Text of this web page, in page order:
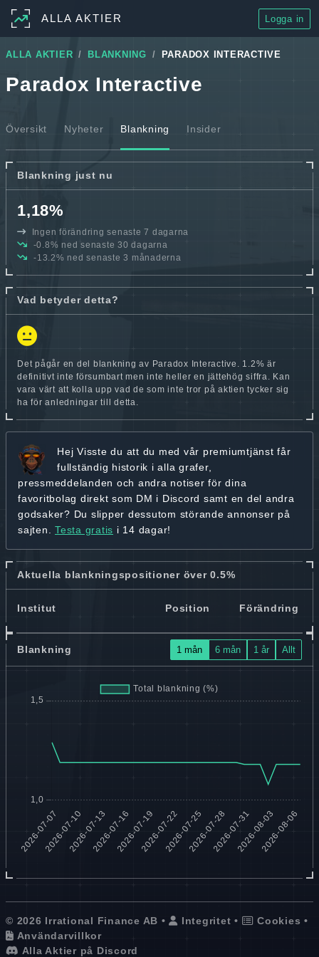
ALLA AKTIER Logga in
ALLA AKTIER BLANKNING PARADOX INTERACTIVE
Paradox Interactive
Översikt Nyheter Blankning Insider
Blankning just nu
1,18%
Ingen förändring senaste 7 dagarna
-0.8% ned senaste 30 dagarna
-13.2% ned senaste 3 månaderna
Vad betyder detta?
Det pågår en del blankning av Paradox Interactive. 1.2% är
definitivt inte försumbart men inte heller en jättehög siffra. Kan
vara värt att kolla upp vad de som inte tror på aktien tycker sig
ha för anledningar till detta.
Hej Visste du att du med vår premiumtjänst får
fullständig historik i alla grafer,
pressmeddelanden och andra notiser för dina
favoritbolag direkt som DM i Discord samt en del andra
godsaker? Du slipper dessutom störande annonser på
sajten. Testa gratis i 14 dagar!
Aktuella blankningspositioner över 0.5%
Institut Position Förändring
Blankning 1 mån 6 mån 1 år Allt
© 2026 Irrational Finance AB • Integritet • Cookies •
Användarvillkor
Alla Aktier på Discord